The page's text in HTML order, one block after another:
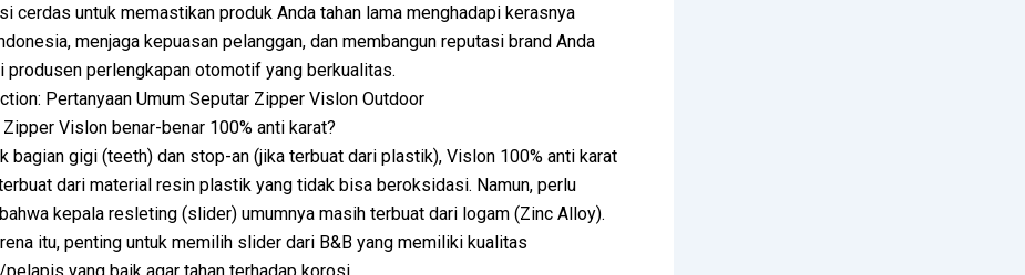
cerdas untuk memastikan produk Anda tahan lama menghadapi kerasnya
menjaga kepuasan pelanggan, dan membangun reputasi brand Anda
produsen perlengkapan otomotif yang berkualitas.
Pertanyaan Umum Seputar Zipper Vislon Outdoor
Zipper Vislon benar-benar 100% anti karat?
bagian gigi (teeth) dan stop-an (jika terbuat dari plastik), Vislon 100% anti karat
dari material resin plastik yang tidak bisa beroksidasi. Namun, perlu
kepala resleting (slider) umumnya masih terbuat dari logam (Zinc Alloy).
itu, penting untuk memilih slider dari B&B yang memiliki kualitas